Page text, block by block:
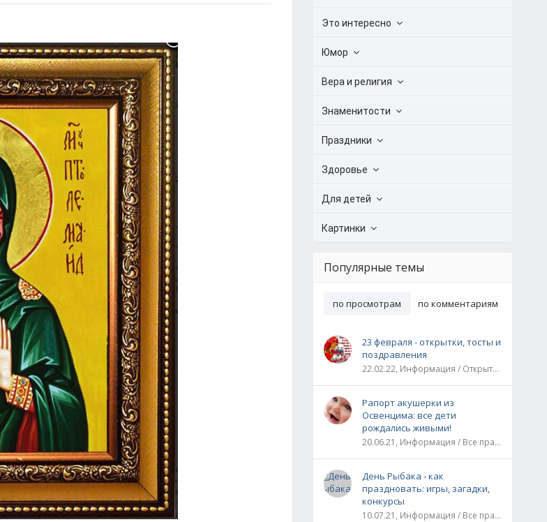
Это интересно
Юмор
Вера и религия
Знаменитости
Праздники
Здоровье
Для детей
Картинки
Популярные темы
по просмотрам по комментариям
23 февраля - открытки, тосты и
поздравления
22.02.22, Информация / Открытки / Все праздники
Рапорт акушерки из
Освенцима: все дети
рождались живыми!
20.06.21, Информация / Все праздники / Рассказы и истории
День Рыбака - как
праздновать: игры, загадки,
конкурсы
10.07.21, Информация / Все праздники